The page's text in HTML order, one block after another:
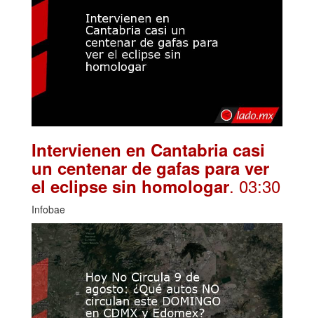
Intervienen en Cantabria casi
un centenar de gafas para ver
el eclipse sin homologar. 03:30
Infobae